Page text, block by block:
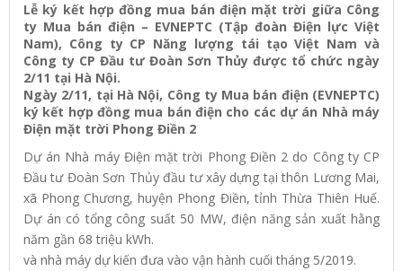
Lễ ký kết hợp đồng mua bán điện mặt trời giữa Công
ty Mua bán điện – EVNEPTC (Tập đoàn Điện lực Việt
Nam), Công ty CP Năng lượng tái tạo Việt Nam và
Công ty CP Đầu tư Đoàn Sơn Thủy được tổ chức ngày
2/11 tại Hà Nội.
Ngày 2/11, tại Hà Nội, Công ty Mua bán điện (EVNEPTC)
ký kết hợp đồng mua bán điện cho các dự án Nhà máy
Điện mặt trời Phong Điền 2
Dự án Nhà máy Điện mặt trời Phong Điền 2 do Công ty CP
Đầu tư Đoàn Sơn Thủy đầu tư xây dựng tại thôn Lương Mai,
xã Phong Chương, huyện Phong Điền, tỉnh Thừa Thiên Huế.
Dự án có tổng công suất 50 MW, điện năng sản xuất hằng
năm gần 68 triệu kWh.
và nhà máy dự kiến đưa vào vận hành cuối tháng 5/2019.